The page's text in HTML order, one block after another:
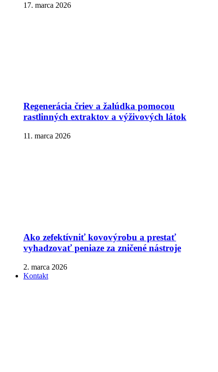
17. marca 2026
Regenerácia čriev a žalúdka pomocou
rastlinných extraktov a výživových látok
11. marca 2026
Ako zefektívniť kovovýrobu a prestať
vyhadzovať peniaze za zničené nástroje
2. marca 2026
Kontakt